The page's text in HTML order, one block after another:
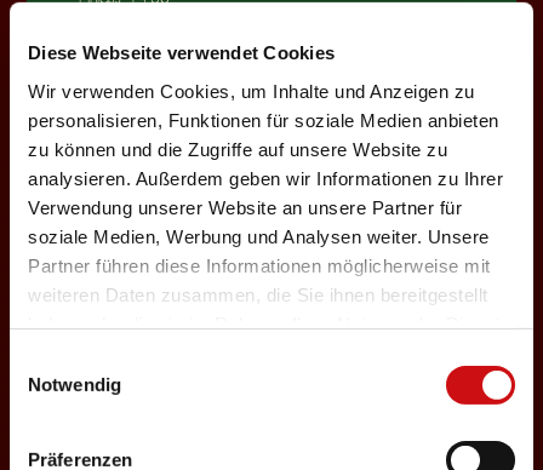
Diese Webseite verwendet Cookies
Wir verwenden Cookies, um Inhalte und Anzeigen zu
personalisieren, Funktionen für soziale Medien anbieten
zu können und die Zugriffe auf unsere Website zu
analysieren. Außerdem geben wir Informationen zu Ihrer
Verwendung unserer Website an unsere Partner für
soziale Medien, Werbung und Analysen weiter. Unsere
Partner führen diese Informationen möglicherweise mit
weiteren Daten zusammen, die Sie ihnen bereitgestellt
Notwendig
Präferenzen
Wie war das mit
Pinocchio?
Auswählen
22.10.2026
Donnerstag, 19:30 Uhr
Einlass: 18:00
Ur-Rumbelstilzje